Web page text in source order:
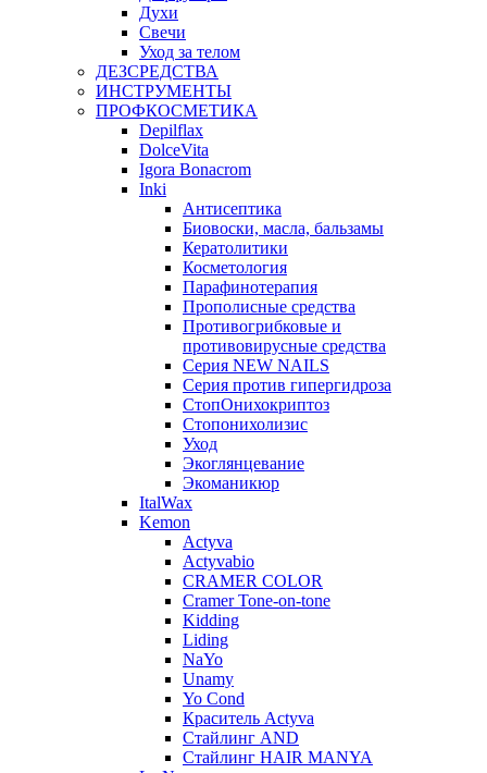
Духи
Свечи
Уход за телом
ДЕЗСРЕДСТВА
ИНСТРУМЕНТЫ
ПРОФКОСМЕТИКА
Depilflax
DolceVita
Igora Bonacrom
Inki
Антисептика
Биовоски, масла, бальзамы
Кератолитики
Косметология
Парафинотерапия
Прополисные средства
Противогрибковые и
противовирусные средства
Серия NEW NAILS
Серия против гипергидроза
СтопОнихокриптоз
Стопонихолизис
Уход
Экоглянцевание
Экоманикюр
ItalWax
Kemon
Actyva
Actyvabio
CRAMER COLOR
Cramer Tone-on-tone
Kidding
Liding
NaYo
Unamy
Yo Cond
Краситель Actyva
Стайлинг AND
Стайлинг HAIR MANYA